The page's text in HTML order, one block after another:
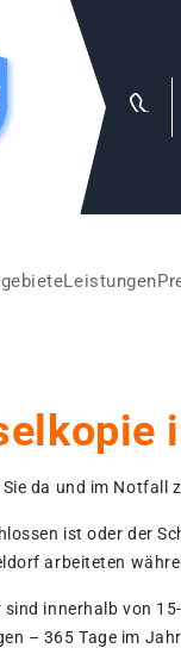
Leistungen
da und im Notfall
ist oder der
arbeiteten
sind innerhalb von
– 365 Tage im